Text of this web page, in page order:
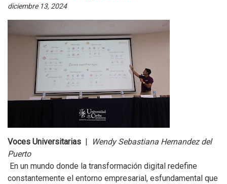
diciembre 13, 2024
Voces Universitarias
Wendy Sebastiana Hernandez del
Puerto
En un mundo donde la transformación digital redefine
constantemente el entorno empresarial, esfundamental que